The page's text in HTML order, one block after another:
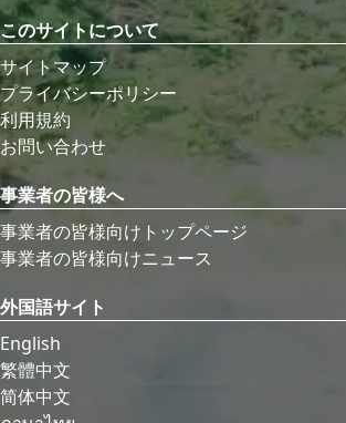
このサイトについて
サイトマップ
プライバシーポリシー
利用規約
お問い合わせ
事業者の皆様へ
事業者の皆様向けトップページ
事業者の皆様向けニュース
外国語サイト
English
繁體中文
简体中文